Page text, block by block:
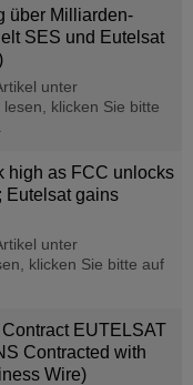
über Milliarden-
SES und Eutelsat
unter
klicken Sie bitte
high as FCC unlocks
Eutelsat gains
unter
klicken Sie bitte auf
EUTELSAT
Contracted with
Wire)